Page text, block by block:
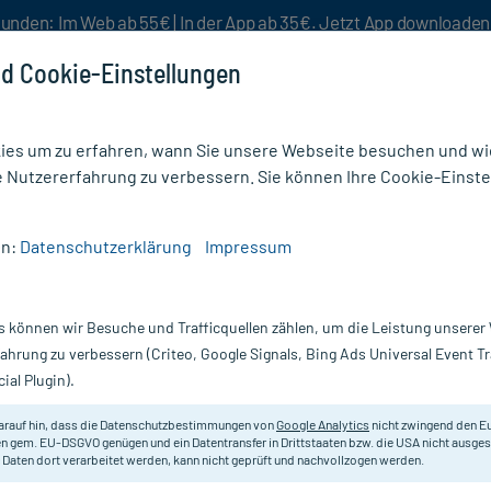
Im Web ab 55€ | In der App ab 35€. Jetzt App downloaden
Nur für kurze Zeit:Gratis-Versand* ab 19€ Mindestbestellwert!
Creme leicht,
La Roche Posay
Leichte Gesichtscreme mit
spendet bis zu 72 Stunden lang
Cookie-Einstellungen
um zu erfahren, wann Sie unsere Webseite besuchen und
Nutzererfahrung zu verbessern. Sie können Ihre Cookie-
Datenschutzerklärung Impressum
können wir Besuche und Trafficquellen zählen, um die Leistung unserer
zu verbessern (Criteo, Google Signals, Bing Ads Universal Event
Plugin).
hin, dass die Datenschutzbestimmungen vonGoogle Analytics nicht zwingend den
gem. EU-DSGVO genügen und ein Datentransfer in Drittstaaten bzw. die USA nicht
Daten dort verarbeitet werden, kann nicht geprüft und nachvollzogen werden.